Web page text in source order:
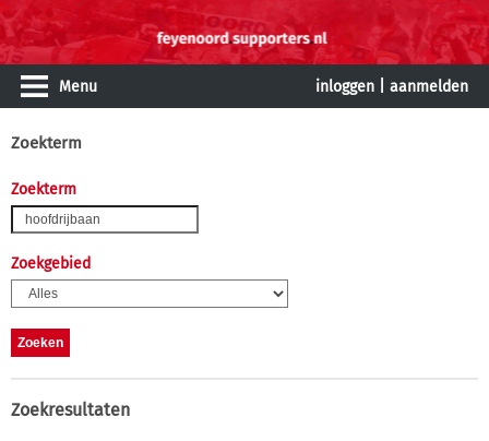
Menu inloggen aanmelden
Zoekterm
Zoekterm
Zoekgebied
Zoekresultaten